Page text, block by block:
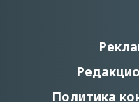
Политика